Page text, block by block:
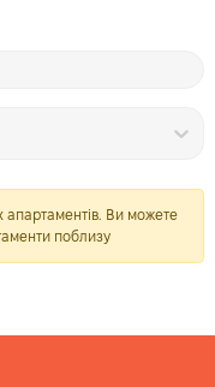
апартаментів. Ви можете
поблизу